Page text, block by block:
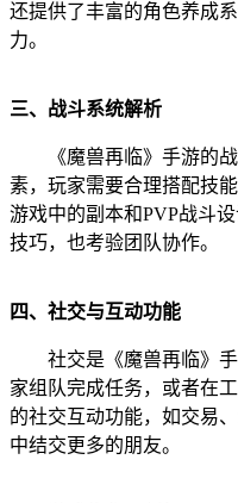
还提供了丰富的角色养成
力。
三、战斗系统解析
《魔兽再临》手游的
素，玩家需要合理搭配技
游戏中的副本和PVP战斗
技巧，也考验团队协作。
四、社交与互动功能
社交是《魔兽再临》
家组队完成任务，或者在
的社交互动功能，如交易
中结交更多的朋友。